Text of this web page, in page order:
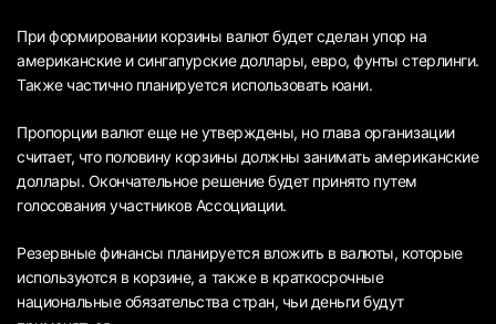
При формировании корзины валют будет сделан упор на
американские и сингапурские доллары, евро, фунты стерлинги.
Также частично планируется использовать юани.
Пропорции валют еще не утверждены, но глава организации
считает, что половину корзины должны занимать американские
доллары. Окончательное решение будет принято путем
голосования участников Ассоциации.
Резервные финансы планируется вложить в валюты, которые
используются в корзине, а также в краткосрочные
национальные обязательства стран, чьи деньги будут